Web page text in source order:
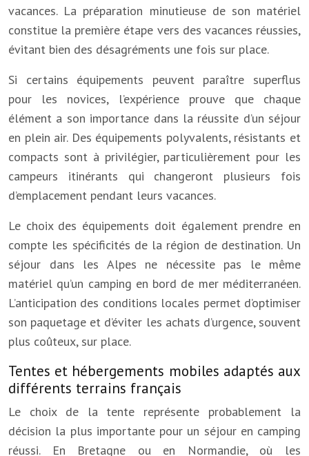
vacances. La préparation minutieuse de son matériel
constitue la première étape vers des vacances réussies,
évitant bien des désagréments une fois sur place.
Si certains équipements peuvent paraître superflus
pour les novices, l’expérience prouve que chaque
élément a son importance dans la réussite d’un séjour
en plein air. Des équipements polyvalents, résistants et
compacts sont à privilégier, particulièrement pour les
campeurs itinérants qui changeront plusieurs fois
d’emplacement pendant leurs vacances.
Le choix des équipements doit également prendre en
compte les spécificités de la région de destination. Un
séjour dans les Alpes ne nécessite pas le même
matériel qu’un camping en bord de mer méditerranéen.
L’anticipation des conditions locales permet d’optimiser
son paquetage et d’éviter les achats d’urgence, souvent
plus coûteux, sur place.
Tentes et hébergements mobiles adaptés aux
différents terrains français
Le choix de la tente représente probablement la
décision la plus importante pour un séjour en camping
réussi. En Bretagne ou en Normandie, où les